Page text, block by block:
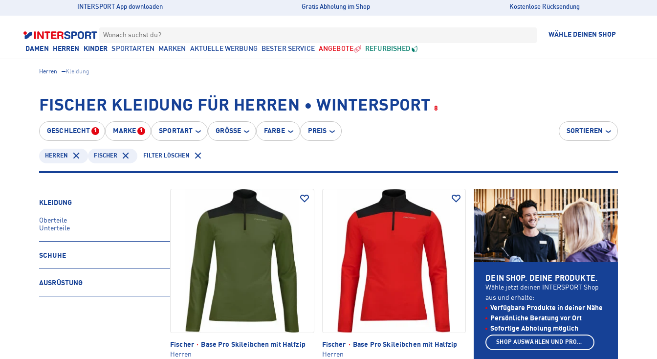
INTERSPORT App downloaden Gratis Abholung im Shop Kostenlose Rücksendung
Wonach suchst du? WÄHLE DEINEN SHOP
DAMEN HERREN KINDER SPORTARTEN MARKEN AKTUELLE WERBUNG BESTER SERVICE ANGEBOTE REFURBISHED
Herren Kleidung
FISCHER KLEIDUNG FÜR HERREN • WINTERSPORT 8
GESCHLECHT 1 MARKE 1 SPORTART GRÖSSE FARBE PREIS SORTIEREN
HERREN FISCHER FILTER LÖSCHEN
KLEIDUNG
Oberteile
Unterteile
SCHUHE
AUSRÜSTUNG
Fischer ·
Base Pro Skileibchen mit Halfzip
Herren
Fischer ·
Base Pro Skileibchen mit Halfzip
Herren
DEIN SHOP. DEINE PRODUKTE.
Wähle jetzt deinen INTERSPORT Shop
aus und erhalte:
Verfügbare Produkte in deiner Nähe
Persönliche Beratung vor Ort
Sofortige Abholung möglich
SHOP AUSWÄHLEN UND PRODUKTE ANZEIGEN